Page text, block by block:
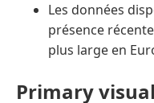
Les données
présence
plus large en
Primary visual